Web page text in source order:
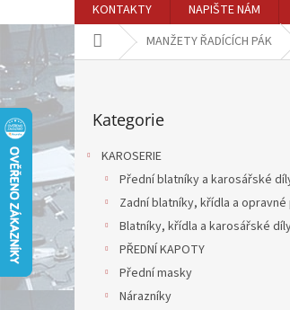
KONTAKTY NAPIŠTE NÁM
Domů MANŽETY ŘADÍCÍCH PÁK
P
o
s
r
n
í
p
a
n
kategorie
Kategorie
KAROSERIE
Přední blatníky a karosářské
Zadní blatníky, křídla a
Blatníky, křídla a karosářské
PŘEDNÍ KAPOTY
Přední masky
Nárazníky